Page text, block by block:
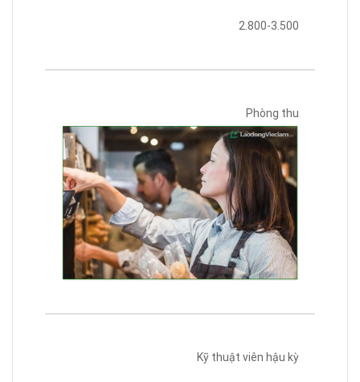
2.800-3.500
Phòng thu
Kỹ thuật viên hậu kỳ